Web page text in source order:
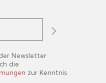
Newsletter
die
zur Kenntnis